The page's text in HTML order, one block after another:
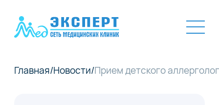
Главная/Новости/Прием детского